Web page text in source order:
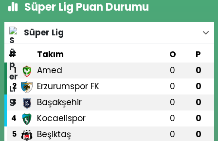
Süper Lig Puan Durumu
Süper Lig
#
Takım O P
1 Amed 0 0
2 Erzurumspor FK 0 0
3 Başakşehir 0 0
4 Kocaelispor 0 0
5 Beşiktaş 0 0